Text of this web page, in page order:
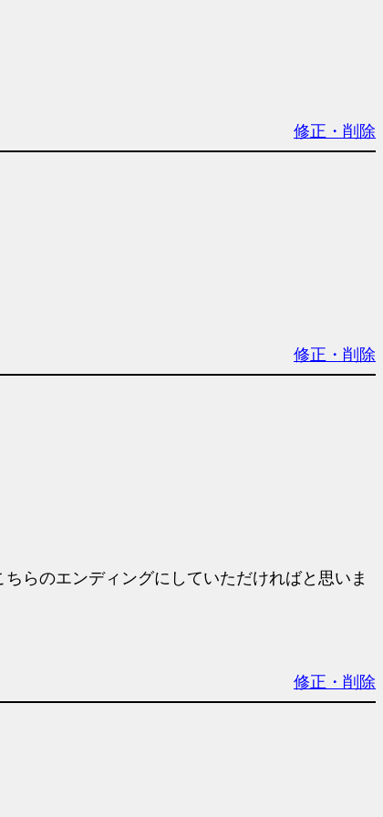
修正・削除
修正・削除
らのエンディングにしていただければと思いま
修正・削除